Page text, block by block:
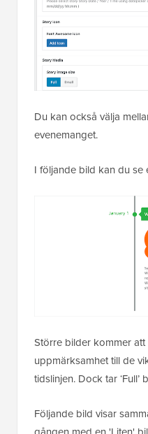
Du kan också välja
evenemanget.
I följande bild kan du se
Större bilder kommer
uppmärksamhet till de
tidslinjen. Dock tar
Följande bild visar